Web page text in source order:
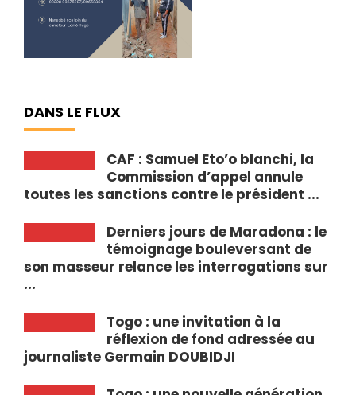
DANS LE FLUX
CAF : Samuel Eto’o blanchi, la
Commission d’appel annule
toutes les sanctions contre le président ...
Derniers jours de Maradona : le
témoignage bouleversant de
son masseur relance les interrogations sur
...
Togo : une invitation à la
réflexion de fond adressée au
journaliste Germain DOUBIDJI